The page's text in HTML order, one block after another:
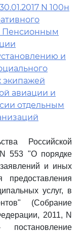
N 100н
Пенсионным
и
экипажей
авиации и
отдельным
Российской
553 "О порядке
и иных
предоставления
услуг, в
(Собрание
2011, N